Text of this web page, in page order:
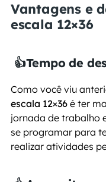
Vantagens e
escala 12×36
👍Tempo de
escala 12×36 é ter
jornada de trabalho
se programar para
realizar atividades